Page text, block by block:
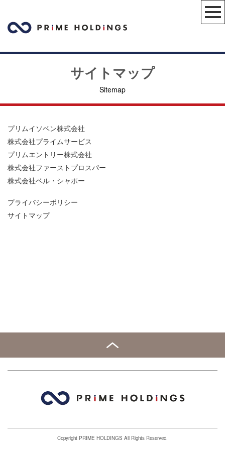
サイトマップ
Sitemap
プリムイソベン株式会社
株式会社プライムサービス
プリムエントリー株式会社
株式会社ファーストプロスパー
株式会社ベル・シャポー
プライバシーポリシー
サイトマップ
Copyright PRIME HOLDINGS All Rights Reserved.